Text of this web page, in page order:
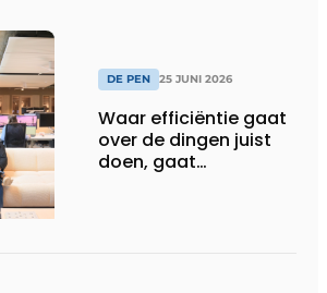
DE PEN 25 JUNI 2026
Waar efficiëntie gaat
over de dingen juist
doen, gaat